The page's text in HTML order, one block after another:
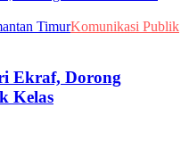
TimurKomunikasi Publik
Ekraf, Dorong
Kelas